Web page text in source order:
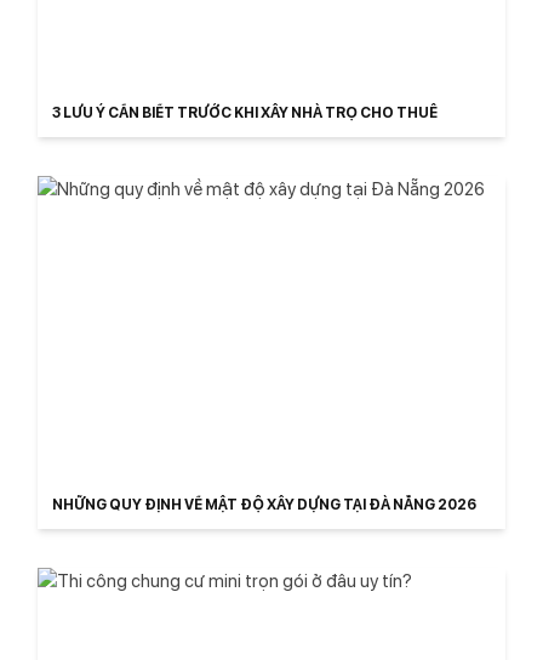
3 LƯU Ý CẦN BIẾT TRƯỚC KHI XÂY NHÀ TRỌ CHO THUÊ
NHỮNG QUY ĐỊNH VỀ MẬT ĐỘ XÂY DỰNG TẠI ĐÀ NẴNG 2026